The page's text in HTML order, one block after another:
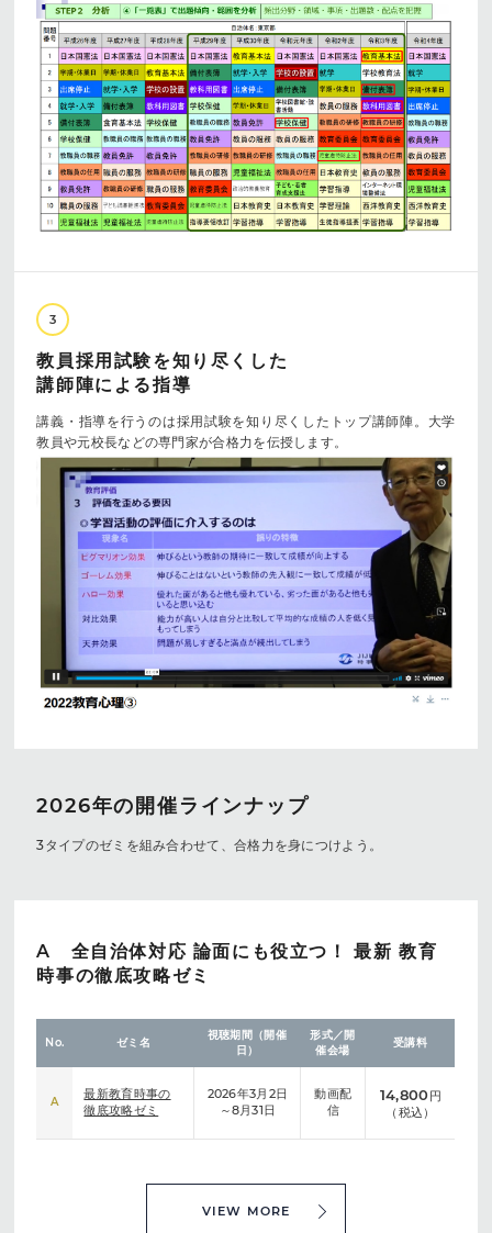
3
教員採用試験を知り尽くした
講師陣による指導
講義・指導を行うのは採用試験を知り尽くしたトップ講師陣。大学
教員や元校長などの専門家が合格力を伝授します。
2026年の開催ラインナップ
3タイプのゼミを組み合わせて、合格力を身につけよう。
A 全自治体対応 論面にも役立つ！ 最新 教育
時事の徹底攻略ゼミ
No. ゼミ名
視聴期間（開催
日）
形式／開
催会場
受講料
A
最新教育時事の
徹底攻略ゼミ
2026年3月2日
～8月31日
動画配
信
14,800円
（税込）
VIEW MORE